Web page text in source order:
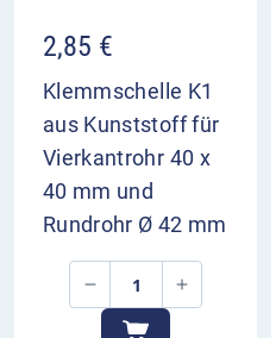
2,85 €
Klemmschelle K1
aus Kunststoff für
Vierkantrohr 40 x
40 mm und
Rundrohr Ø 42 mm